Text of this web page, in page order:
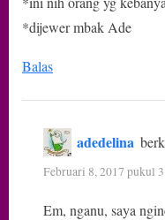
*dijewer mbak Ade
Balas
adedelina
Februari 8, 2017 pukul
Em, nganu, saya